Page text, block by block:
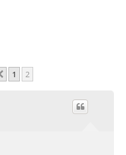
Précédente
1 2